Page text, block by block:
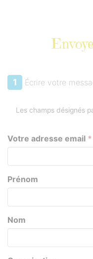
1 Écrire votre
Envoyer un
Les champs désignés
Votre adresse email *
Prénom
Nom